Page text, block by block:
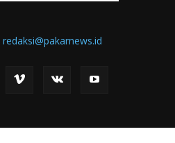
redaksi@pakarnews.id